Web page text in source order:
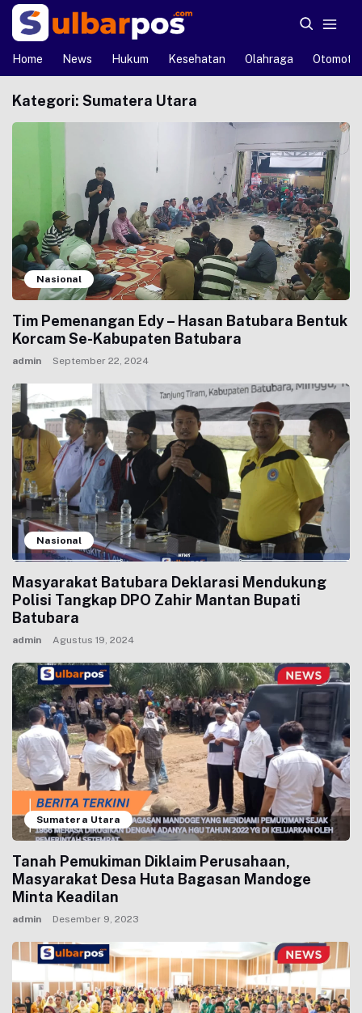
Home News Hukum Kesehatan Olahraga Otomotif
Kategori: Sumatera Utara
Nasional
Tim Pemenangan Edy – Hasan Batubara Bentuk
Korcam Se-Kabupaten Batubara
admin September 22, 2024
Nasional
Masyarakat Batubara Deklarasi Mendukung
Polisi Tangkap DPO Zahir Mantan Bupati
Batubara
admin Agustus 19, 2024
Sumatera Utara
Tanah Pemukiman Diklaim Perusahaan,
Masyarakat Desa Huta Bagasan Mandoge
Minta Keadilan
admin Desember 9, 2023